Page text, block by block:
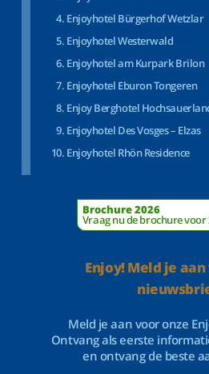
Enjoyhotel Bürgerhof Wetzlar
Enjoyhotel Westerwald
Enjoyhotel am Kurpark Brilon
Enjoyhotel Eburon Tongeren
Enjoy Berghotel
Enjoyhotel Des Vosges – Elzas
Enjoyhotel Rhön Residence
Brochure 2026
Vraag nu de brochure voor
Enjoy! Meld je
Meld je aan voor onze
Ontvang als eerste
en ontvang de beste